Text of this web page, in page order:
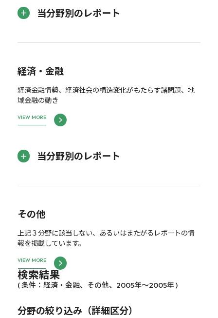
当分野別のレポート
経済・金融
経済金融情勢、経済社会の構造変化がもたらす諸問題、地
域金融の動き
VIEW MORE
当分野別のレポート
その他
上記３分野に該当しない、あるいはまたがるレポートの情
報を掲載しています。
VIEW MORE
検索結果
( 条件：経済・金融、その他、2005年～2005年 )
分野の絞り込み（詳細区分）